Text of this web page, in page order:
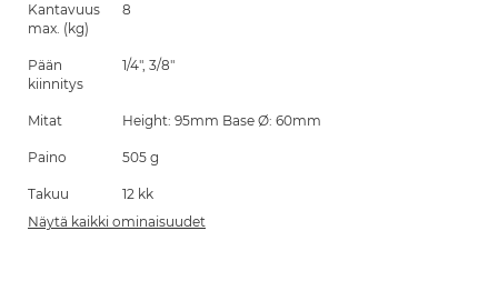
Kantavuus
max. (kg)
8
Pään
kiinnitys
1/4", 3/8"
Mitat Height: 95mm Base Ø: 60mm
Paino 505 g
Takuu
12 kk
Näytä kaikki ominaisuudet